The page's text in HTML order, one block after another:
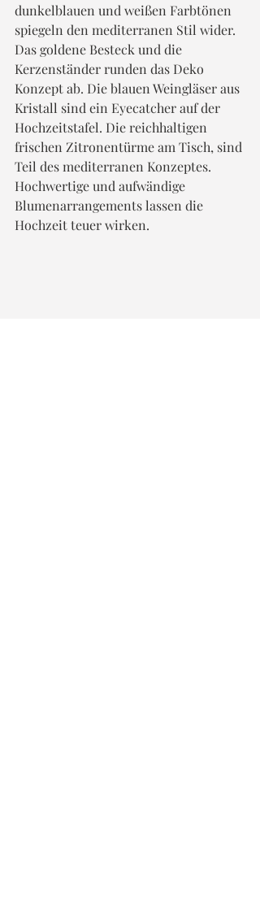
dunkelblauen und weißen Farbtönen
spiegeln den mediterranen Stil wider.
Das goldene Besteck und die
Kerzenständer runden das Deko
Konzept ab. Die blauen Weingläser aus
Kristall sind ein Eyecatcher auf der
Hochzeitstafel. Die reichhaltigen
frischen Zitronentürme am Tisch, sind
Teil des mediterranen Konzeptes.
Hochwertige und aufwändige
Blumenarrangements lassen die
Hochzeit teuer wirken.